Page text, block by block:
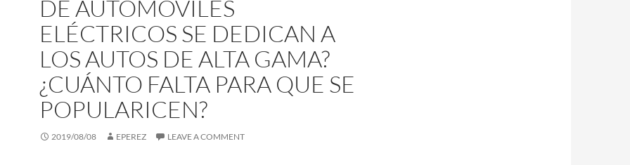
DE AUTOMÓVILES
ELÉCTRICOS SE DEDICAN A
LOS AUTOS DE ALTA GAMA?
¿CUÁNTO FALTA PARA QUE SE
POPULARICEN?
2019/08/08 EPEREZ LEAVE A COMMENT